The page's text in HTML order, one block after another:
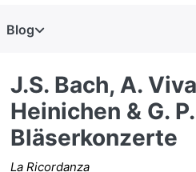
Blog
J.S. Bach, A.
Heinichen & G.
Bläserkonzerte
La Ricordanza